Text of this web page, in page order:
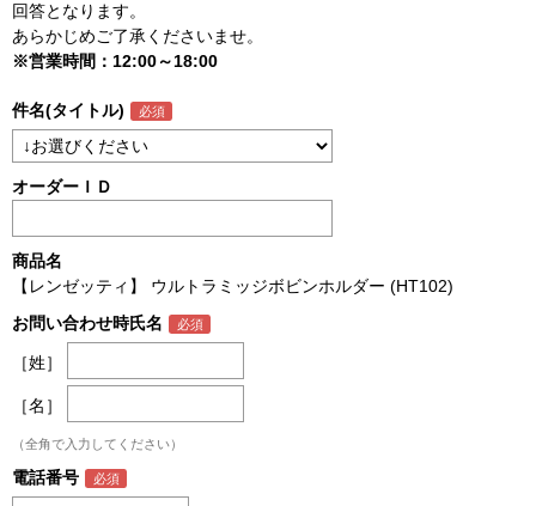
回答となります。
あらかじめご了承くださいませ。
※営業時間：12:00～18:00
件名(タイトル)
オーダーＩＤ
商品名
【レンゼッティ】 ウルトラミッジボビンホルダー (HT102)
お問い合わせ時氏名
［姓］
［名］
（全角で入力してください）
電話番号